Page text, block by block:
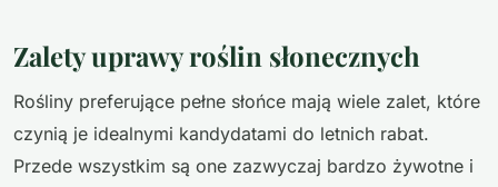
Zalety uprawy roślin słonecznych
Rośliny preferujące pełne słońce mają wiele zalet, które
czynią je idealnymi kandydatami do letnich rabat.
Przede wszystkim są one zazwyczaj bardzo żywotne i